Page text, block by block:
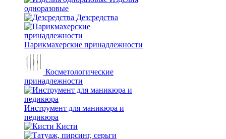
одноразовые
Дезсредства
Парикмахерские принадлежности
Косметологические
принадлежности
Инструмент для маникюра и
педикюра
Кисти